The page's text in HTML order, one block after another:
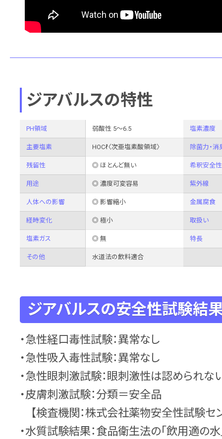
ジアバルスの特性
PH領域 弱酸性 5～6.5 塩素濃度
主要塩素 HOCℓ〈次亜塩素酸領域〉 除菌力・消
残留性 ◎ ほとんど無い 希釈安全性
用途 ◎ 濃度可変容易 紫外線
人体への影響 ◎ 影響縮小 金属腐食
経時変化 ◎ 極小 取扱い
塩素ガス ◎ 無 特長
その他 水道法の飲料適合
ジアバルスの安全性試験結
・急性経口毒性試験：異常なし
・急性吸入毒性試験：異常なし
・急性眼刺激試験：眼刺激性は認められな
・皮膚刺激試験：分類＝安全品
【検査機関：株式会社薬物安全性試験セ
・水質試験結果：食品衛生法の「飲用適の水